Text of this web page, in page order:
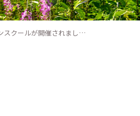
スクールが開催されまし…